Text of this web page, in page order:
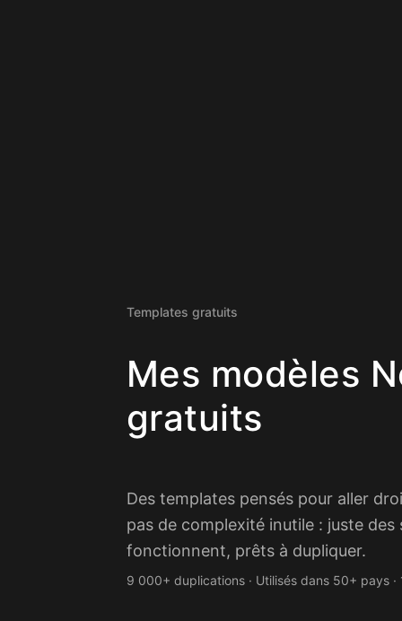
Templates gratuits
Mes modèles
gratuits
Des templates pensés pour aller
pas de complexité inutile : juste des
fonctionnent, prêts à dupliquer.
9 000+ duplications · Utilisés dans 50+ pays ·